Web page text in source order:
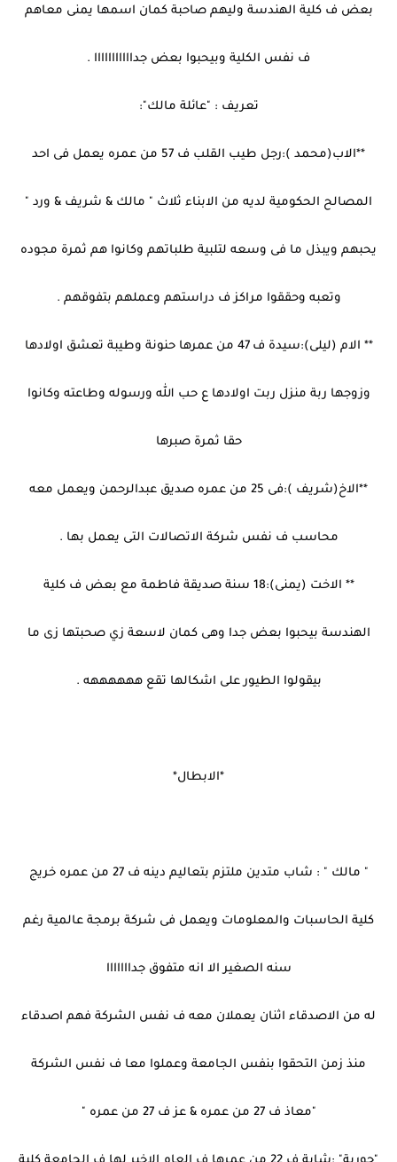
بعض ف كلية الهندسة وليهم صاحبة كمان اسمها يمنى معاهم
ف نفس الكلية وبيحبوا بعض جدااااااااااا .
تعريف : "عائلة مالك":
**الاب(محمد ):رجل طيب القلب ف 57 من عمره يعمل فى احد
المصالح الحكومية لديه من الابناء ثلاث " مالك & شريف & ورد "
يحبهم ويبذل ما فى وسعه لتلبية طلباتهم وكانوا هم ثمرة مجوده
وتعبه وحققوا مراكز ف دراستهم وعملهم بتفوقهم .
** الام (ليلى):سيدة ف 47 من عمرها حنونة وطيبة تعشق اولادها
وزوجها ربة منزل ربت اولادها ع حب الله ورسوله وطاعته وكانوا
حقا ثمرة صبرها
**الاخ(شريف ):فى 25 من عمره صديق عبدالرحمن ويعمل معه
محاسب ف نفس شركة الاتصالات التى يعمل بها .
** الاخت (يمنى):18 سنة صديقة فاطمة مع بعض ف كلية
الهندسة بيحبوا بعض جدا وهى كمان لاسعة زي صحبتها زى ما
بيقولوا الطيور على اشكالها تقع ههههههه .
*الابطال*
" مالك " : شاب متدين ملتزم بتعاليم دينه ف 27 من عمره خريج
كلية الحاسبات والمعلومات ويعمل فى شركة برمجة عالمية رغم
سنه الصغير الا انه متفوق جدااااااا
له من الاصدقاء اثنان يعملان معه ف نفس الشركة فهم اصدقاء
منذ زمن التحقوا بنفس الجامعة وعملوا معا ف نفس الشركة
"معاذ ف 27 من عمره & عز ف 27 من عمره "